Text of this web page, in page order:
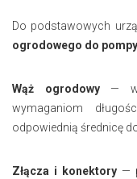
Do podstawowych
ogrodowego do pompy
Wąż ogrodowy—
wymaganiom
odpowiednią średnicę
Złącza i konektory—